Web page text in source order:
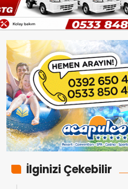
İlginizi Çekebilir